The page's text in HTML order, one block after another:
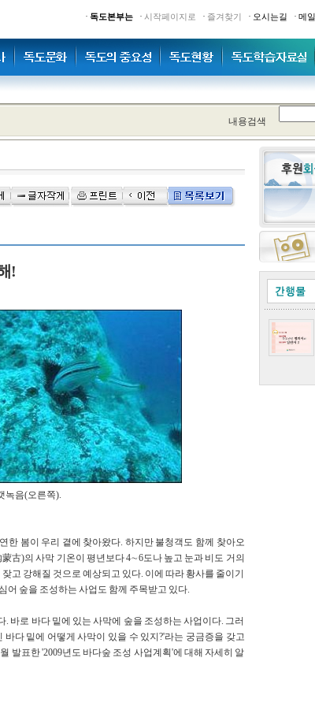
· 독도본부는 · 시작페이지로 · 즐겨찾기 · 오시는길 · 메
내용검색
!
녹음(오른쪽).
한 봄이 우리 곁에 찾아왔다. 하지만 불청객도 함께 찾아오
古)의 사막 기온이 평년보다 4∼6도나 높고 눈과 비도 거의
고 강해질 것으로 예상되고 있다. 이에 따라 황사를 줄이기
어 숲을 조성하는 사업도 함께 주목받고 있다.
바로 바다 밑에 있는 사막에 숲을 조성하는 사업이다. 그러
다 밑에 어떻게 사막이 있을 수 있지?'라는 궁금증을 갖고
발표한 '2009년도 바다숲 조성 사업계획'에 대해 자세히 알